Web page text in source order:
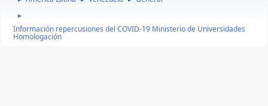
►
Información repercusiones del COVID-19 Ministerio de Universidades
Homologación